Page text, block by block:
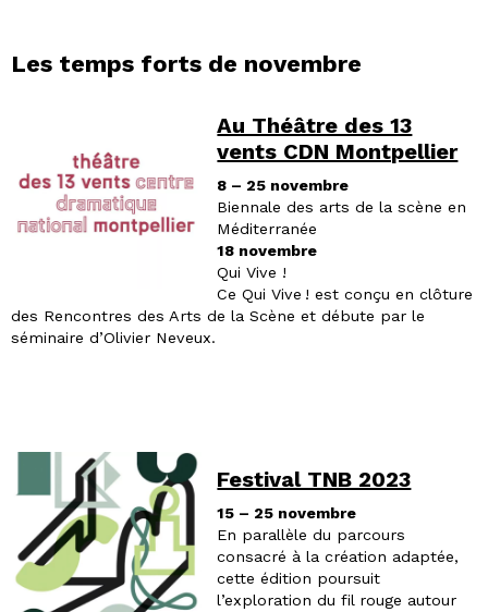
Les temps forts de novembre
Au Théâtre des 13
vents CDN Montpellier
8 – 25 novembre
Biennale des arts de la scène en
Méditerranée
18 novembre
Qui Vive !
Ce Qui Vive ! est conçu en clôture
des Rencontres des Arts de la Scène et débute par le
séminaire d’Olivier Neveux.
Festival TNB 2023
15 – 25 novembre
En parallèle du parcours
consacré à la création adaptée,
cette édition poursuit
l’exploration du fil rouge autour